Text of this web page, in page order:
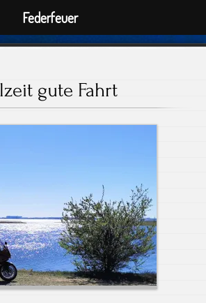
gute Fahrt
Federfeuer